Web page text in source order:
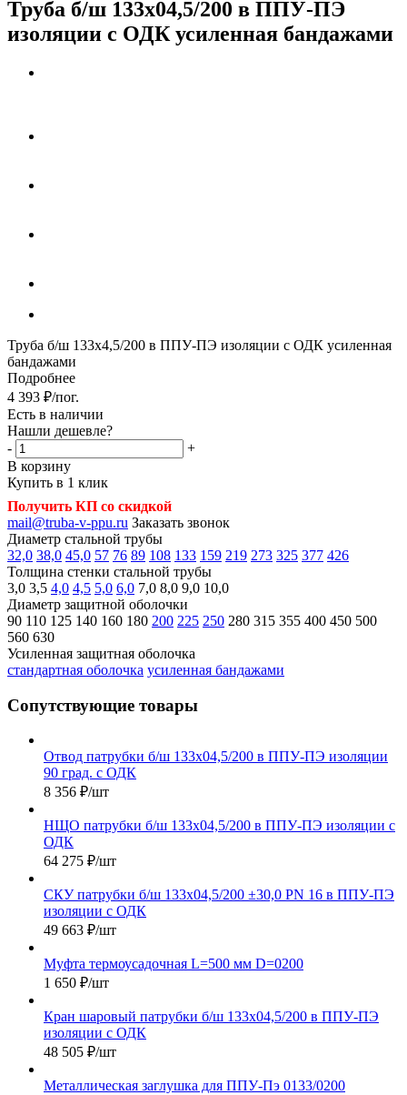
Труба б/ш 133х04,5/200 в ППУ-ПЭ
изоляции с ОДК усиленная бандажами
Труба б/ш 133х4,5/200 в ППУ-ПЭ изоляции с ОДК усиленная
бандажами
Подробнее
4 393 ₽/пог.
Есть в наличии
Нашли дешевле?
-
+
В корзину
Купить в 1 клик
Получить КП со скидкой
mail@truba-v-ppu.ru Заказать звонок
Диаметр стальной трубы
32,0 38,0 45,0 57 76 89 108 133 159 219 273 325 377 426
Толщина стенки стальной трубы
3,0 3,5 4,0 4,5 5,0 6,0 7,0 8,0 9,0 10,0
Диаметр защитной оболочки
90 110 125 140 160 180 200 225 250 280 315 355 400 450 500
560 630
Усиленная защитная оболочка
стандартная оболочка усиленная бандажами
Сопутствующие товары
Отвод патрубки б/ш 133х04,5/200 в ППУ-ПЭ изоляции
90 град. с ОДК
8 356 ₽/шт
НЩО патрубки б/ш 133х04,5/200 в ППУ-ПЭ изоляции с
ОДК
64 275 ₽/шт
СКУ патрубки б/ш 133х04,5/200 ±30,0 PN 16 в ППУ-ПЭ
изоляции с ОДК
49 663 ₽/шт
Муфта термоусадочная L=500 мм D=0200
1 650 ₽/шт
Кран шаровый патрубки б/ш 133х04,5/200 в ППУ-ПЭ
изоляции с ОДК
48 505 ₽/шт
Металлическая заглушка для ППУ-Пэ 0133/0200